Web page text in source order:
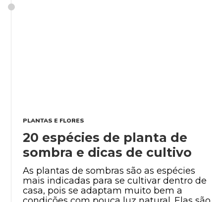
PLANTAS E FLORES
20 espécies de planta de
sombra e dicas de cultivo
As plantas de sombras são as espécies
mais indicadas para se cultivar dentro de
casa, pois se adaptam muito bem a